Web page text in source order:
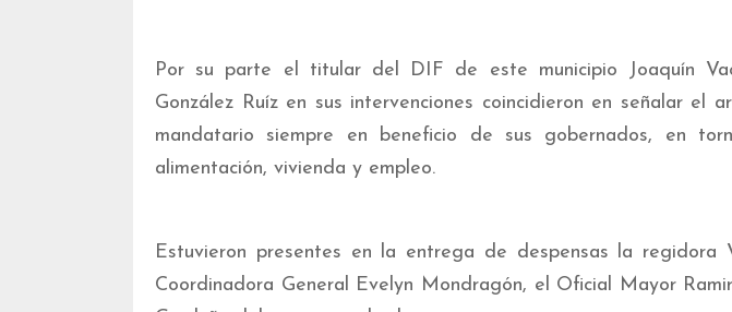
Por su parte el titular del DIF de este municipio Joaquín
González Ruíz en sus intervenciones coincidieron en señalar el
mandatario siempre en beneficio de sus gobernados, en
alimentación, vivienda y empleo.
Estuvieron presentes en la entrega de despensas la regidora
Coordinadora General Evelyn Mondragón, el Oficial Mayor